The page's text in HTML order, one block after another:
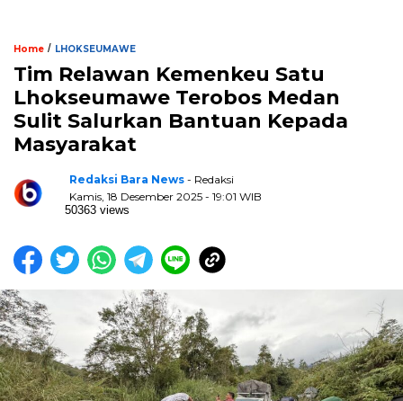
Home / LHOKSEUMAWE
Tim Relawan Kemenkeu Satu
Lhokseumawe Terobos Medan
Sulit Salurkan Bantuan Kepada
Masyarakat
Redaksi Bara News - Redaksi
Kamis, 18 Desember 2025 - 19:01 WIB
50363 views